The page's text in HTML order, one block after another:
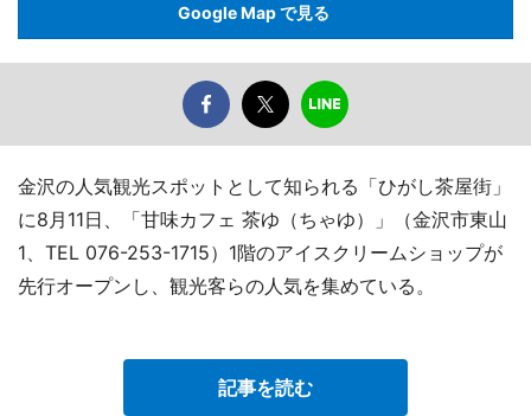
Google Map で見る
金沢の人気観光スポットとして知られる「ひがし茶屋街」
に8月11日、「甘味カフェ 茶ゆ（ちゃゆ）」（金沢市東山
1、TEL 076-253-1715）1階のアイスクリームショップが
先行オープンし、観光客らの人気を集めている。
記事を読む